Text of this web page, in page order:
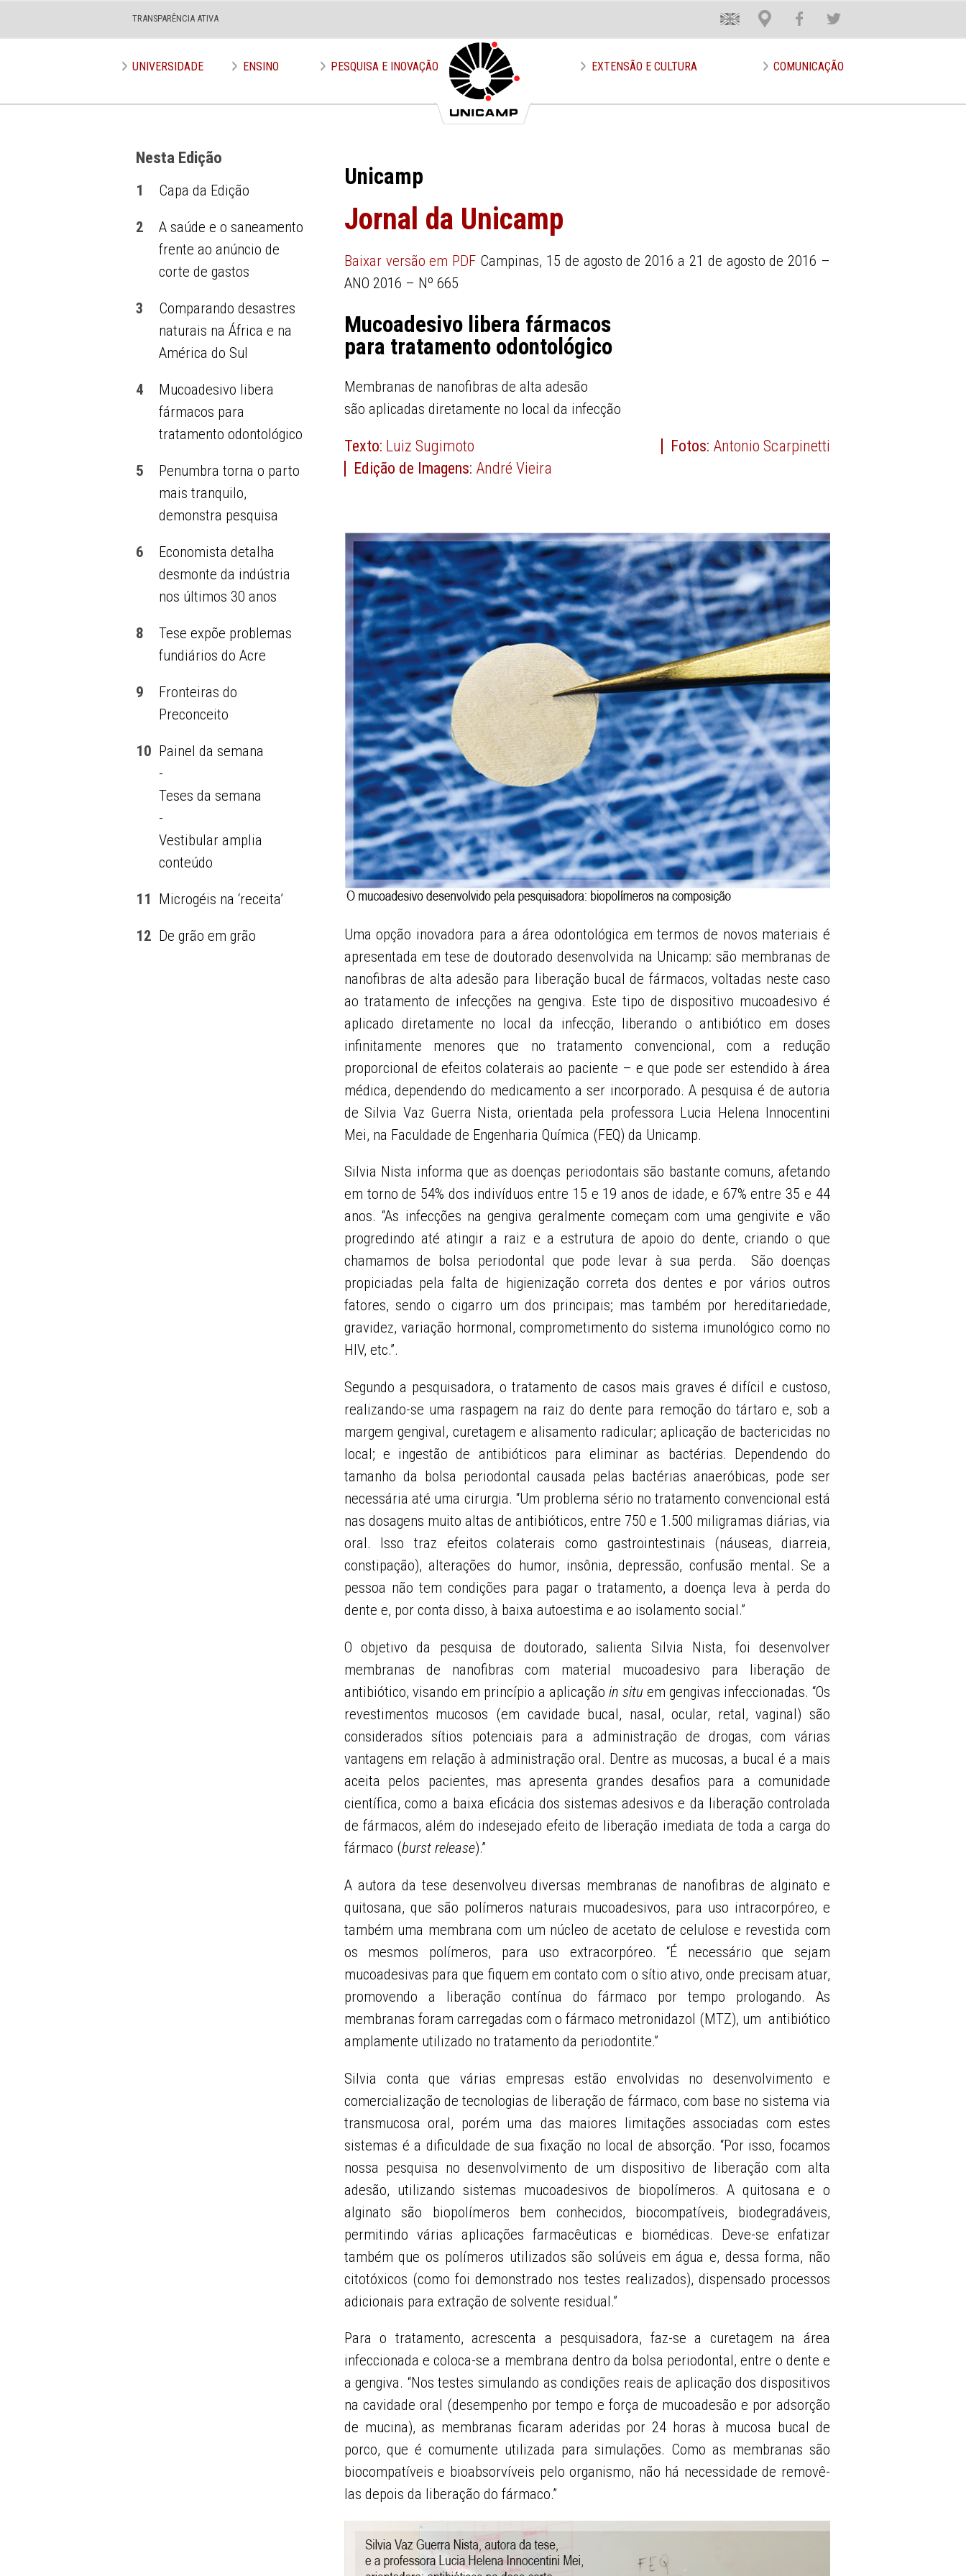
TRANSPARÊNCIA ATIVA
Loca
UNIVERSIDADE ENSINO PESQUISA E INOVAÇÃO EXTENSÃO E CULTURA COMUNICAÇÃO
Nesta Edição
1 Capa da Edição
2
A saúde e o saneamento
frente ao anúncio de
corte de gastos
3
Comparando desastres
naturais na África e na
América do Sul
4
Mucoadesivo libera
fármacos para
tratamento odontológico
5
Penumbra torna o parto
mais tranquilo,
demonstra pesquisa
6
Economista detalha
desmonte da indústria
nos últimos 30 anos
8
Tese expõe problemas
fundiários do Acre
9
Fronteiras do
Preconceito
10 Painel da semana
-
Teses da semana
-
Vestibular amplia
conteúdo
11 Microgéis na ‘receita’
12 De grão em grão
Unicamp
Jornal da Unicamp
Baixar versão em PDF Campinas, 15 de agosto de 2016 a 21 de agosto de 2016 –
ANO 2016 – Nº 665
Mucoadesivo libera fármacos
para tratamento odontológico
Membranas de nanofibras de alta adesão
são aplicadas diretamente no local da infecção
Texto: Luiz Sugimoto Fotos: Antonio Scarpinetti
Edição de Imagens: André Vieira
Uma opção inovadora para a área odontológica em termos de novos materiais é
apresentada em tese de doutorado desenvolvida na Unicamp: são membranas de
nanofibras de alta adesão para liberação bucal de fármacos, voltadas neste caso
ao tratamento de infecções na gengiva. Este tipo de dispositivo mucoadesivo é
aplicado diretamente no local da infecção, liberando o antibiótico em doses
infinitamente menores que no tratamento convencional, com a redução
proporcional de efeitos colaterais ao paciente – e que pode ser estendido à área
médica, dependendo do medicamento a ser incorporado. A pesquisa é de autoria
de Silvia Vaz Guerra Nista, orientada pela professora Lucia Helena Innocentini
Mei, na Faculdade de Engenharia Química (FEQ) da Unicamp.
Silvia Nista informa que as doenças periodontais são bastante comuns, afetando
em torno de 54% dos indivíduos entre 15 e 19 anos de idade, e 67% entre 35 e 44
anos. “As infecções na gengiva geralmente começam com uma gengivite e vão
progredindo até atingir a raiz e a estrutura de apoio do dente, criando o que
chamamos de bolsa periodontal que pode levar à sua perda. São doenças
propiciadas pela falta de higienização correta dos dentes e por vários outros
fatores, sendo o cigarro um dos principais; mas também por hereditariedade,
gravidez, variação hormonal, comprometimento do sistema imunológico como no
HIV, etc.”.
Segundo a pesquisadora, o tratamento de casos mais graves é difícil e custoso,
realizando-se uma raspagem na raiz do dente para remoção do tártaro e, sob a
margem gengival, curetagem e alisamento radicular; aplicação de bactericidas no
local; e ingestão de antibióticos para eliminar as bactérias. Dependendo do
tamanho da bolsa periodontal causada pelas bactérias anaeróbicas, pode ser
necessária até uma cirurgia. “Um problema sério no tratamento convencional está
nas dosagens muito altas de antibióticos, entre 750 e 1.500 miligramas diárias, via
oral. Isso traz efeitos colaterais como gastrointestinais (náuseas, diarreia,
constipação), alterações do humor, insônia, depressão, confusão mental. Se a
pessoa não tem condições para pagar o tratamento, a doença leva à perda do
dente e, por conta disso, à baixa autoestima e ao isolamento social.”
O objetivo da pesquisa de doutorado, salienta Silvia Nista, foi desenvolver
membranas de nanofibras com material mucoadesivo para liberação de
antibiótico, visando em princípio a aplicação in situ em gengivas infeccionadas. “Os
revestimentos mucosos (em cavidade bucal, nasal, ocular, retal, vaginal) são
considerados sítios potenciais para a administração de drogas, com várias
vantagens em relação à administração oral. Dentre as mucosas, a bucal é a mais
aceita pelos pacientes, mas apresenta grandes desafios para a comunidade
científica, como a baixa eficácia dos sistemas adesivos e da liberação controlada
de fármacos, além do indesejado efeito de liberação imediata de toda a carga do
fármaco (burst release).”
A autora da tese desenvolveu diversas membranas de nanofibras de alginato e
quitosana, que são polímeros naturais mucoadesivos, para uso intracorpóreo, e
também uma membrana com um núcleo de acetato de celulose e revestida com
os mesmos polímeros, para uso extracorpóreo. “É necessário que sejam
mucoadesivas para que fiquem em contato com o sítio ativo, onde precisam atuar,
promovendo a liberação contínua do fármaco por tempo prologando. As
membranas foram carregadas com o fármaco metronidazol (MTZ), um antibiótico
amplamente utilizado no tratamento da periodontite.”
Silvia conta que várias empresas estão envolvidas no desenvolvimento e
comercialização de tecnologias de liberação de fármaco, com base no sistema via
transmucosa oral, porém uma das maiores limitações associadas com estes
sistemas é a dificuldade de sua fixação no local de absorção. “Por isso, focamos
nossa pesquisa no desenvolvimento de um dispositivo de liberação com alta
adesão, utilizando sistemas mucoadesivos de biopolímeros. A quitosana e o
alginato são biopolímeros bem conhecidos, biocompatíveis, biodegradáveis,
permitindo várias aplicações farmacêuticas e biomédicas. Deve-se enfatizar
também que os polímeros utilizados são solúveis em água e, dessa forma, não
citotóxicos (como foi demonstrado nos testes realizados), dispensado processos
adicionais para extração de solvente residual.”
Para o tratamento, acrescenta a pesquisadora, faz-se a curetagem na área
infeccionada e coloca-se a membrana dentro da bolsa periodontal, entre o dente e
a gengiva. “Nos testes simulando as condições reais de aplicação dos dispositivos
na cavidade oral (desempenho por tempo e força de mucoadesão e por adsorção
de mucina), as membranas ficaram aderidas por 24 horas à mucosa bucal de
porco, que é comumente utilizada para simulações. Como as membranas são
biocompatíveis e bioabsorvíveis pelo organismo, não há necessidade de removê-
las depois da liberação do fármaco.”